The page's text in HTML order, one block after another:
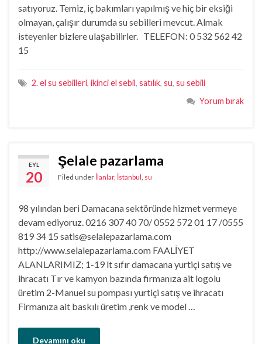
satıyoruz. Temiz, iç bakımları yapılmış ve hiç bir eksiği
olmayan, çalışır durumda su sebilleri mevcut. Almak
isteyenler bizlere ulaşabilirler. TELEFON: 0 532 562 42
15
2. el su sebilleri, ikinci el sebil, satılık, su, su sebili
Yorum bırak
EYL
20
Şelale pazarlama
Filed under İlanlar, İstanbul su
98 yılından beri Damacana sektöründe hizmet vermeye
devam ediyoruz. 0216 307 40 70/ 0552 572 01 17 /0555
819 34 15 satis@selalepazarlama.com
http://www.selalepazarlama.com FAALİYET
ALANLARIMIZ; 1-19 lt sıfır damacana yurtiçi satış ve
ihracatı Tır ve kamyon bazında firmanıza ait logolu
üretim 2-Manuel su pompası yurtiçi satış ve ihracatı
Firmanıza ait baskılı üretim ,renk ve model …
Devamını oku